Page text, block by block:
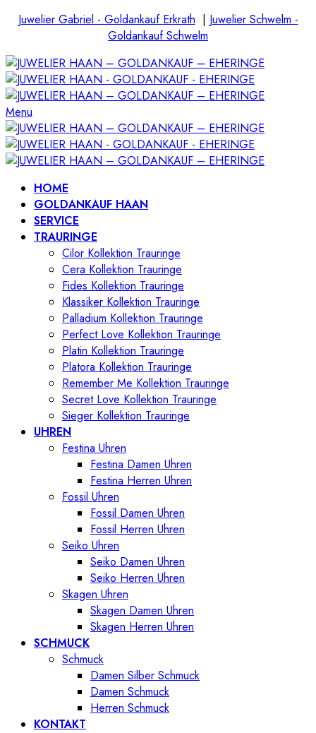
Juwelier Gabriel - Goldankauf Erkrath | Juwelier Schwelm -
Goldankauf Schwelm
Menu
HOME
GOLDANKAUF HAAN
SERVICE
TRAURINGE
Cilor Kollektion Trauringe
Cera Kollektion Trauringe
Fides Kollektion Trauringe
Klassiker Kollektion Trauringe
Palladium Kollektion Trauringe
Perfect Love Kollektion Trauringe
Platin Kollektion Trauringe
Platora Kollektion Trauringe
Remember Me Kollektion Trauringe
Secret Love Kollektion Trauringe
Sieger Kollektion Trauringe
UHREN
Festina Uhren
Festina Damen Uhren
Festina Herren Uhren
Fossil Uhren
Fossil Damen Uhren
Fossil Herren Uhren
Seiko Uhren
Seiko Damen Uhren
Seiko Herren Uhren
Skagen Uhren
Skagen Damen Uhren
Skagen Herren Uhren
SCHMUCK
Schmuck
Damen Silber Schmuck
Damen Schmuck
Herren Schmuck
KONTAKT